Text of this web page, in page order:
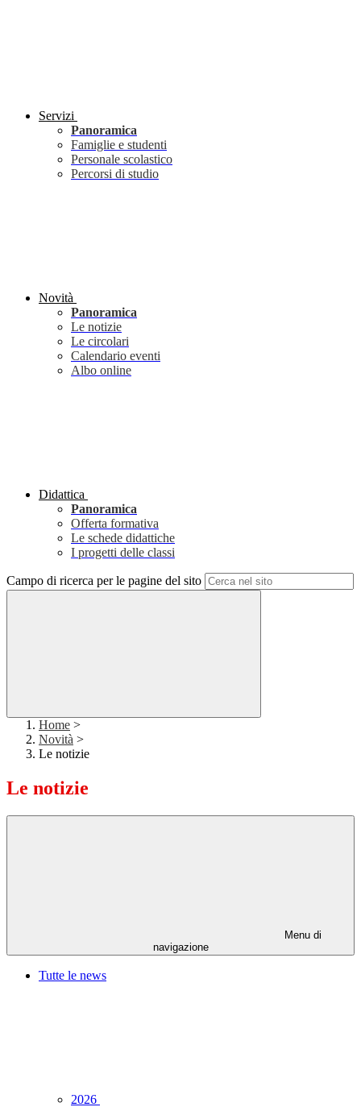
Servizi
Panoramica
Famiglie e studenti
Personale scolastico
Percorsi di studio
Novità
Panoramica
Le notizie
Le circolari
Calendario eventi
Albo online
Didattica
Panoramica
Offerta formativa
Le schede didattiche
I progetti delle classi
Campo di ricerca per le pagine del sito
Home >
Novità >
Le notizie
Le notizie
Menu di
navigazione
Tutte le news
2026